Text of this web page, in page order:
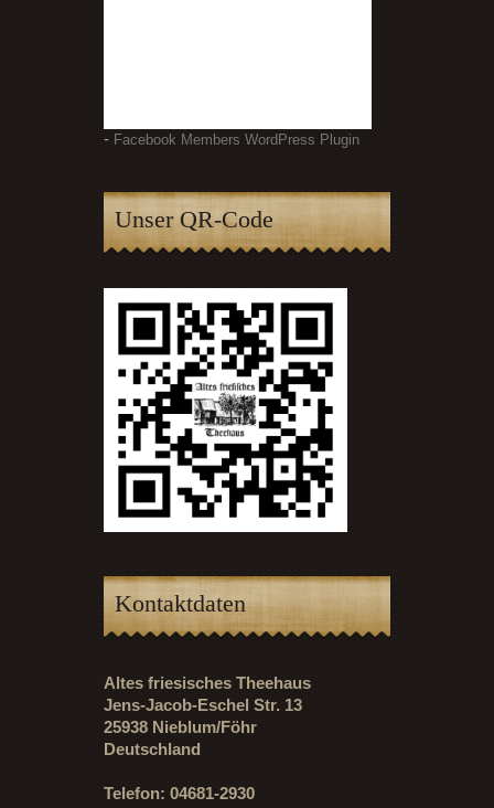
- Facebook Members WordPress Plugin
Unser QR-Code
Kontaktdaten
Altes friesisches Theehaus
Jens-Jacob-Eschel Str. 13
25938 Nieblum/Föhr
Deutschland
Telefon: 04681-2930